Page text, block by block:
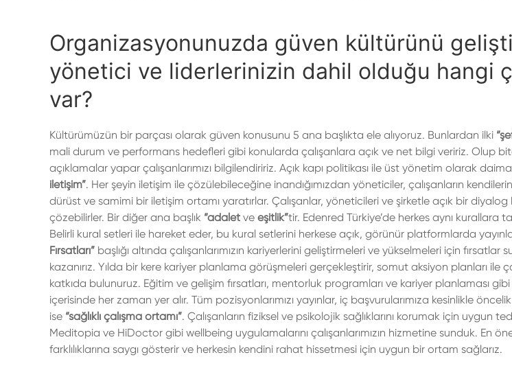
Organizasyonunuzda güven kültürünü
yönetici ve liderlerinizin dahil olduğu hangi
var?
Kültürümüzün bir parçası olarak güven konusunu 5 ana başlıkta ele alıyoruz. Bunlardan ilki
mali durum ve performans hedefleri gibi konularda çalışanlara açık ve net bilgi veririz. Olup
açıklamalar yapar çalışanlarımızı bilgilendiririz. Açık kapı politikası ile üst yönetim olarak daima
iletişim”. Her şeyin iletişim ile çözülebileceğine inandığımızdan yöneticiler, çalışanların
dürüst ve samimi bir iletişim ortamı yaratırlar. Çalışanlar, yöneticileri ve şirketle açık bir
çözebilirler. Bir diğer ana başlık “adalet ve eşitlik”tir. Edenred Türkiye’de herkes aynı kurallara
Belirli kural setleri ile hareket eder, bu kural setlerini herkese açık, görünür platformlarda
Fırsatları” başlığı altında çalışanlarımızın kariyerlerini geliştirmeleri ve yükselmeleri için fırsatlar
kazanırız. Yılda bir kere kariyer planlama görüşmeleri gerçekleştirir, somut aksiyon planları ile
katkıda bulunuruz. Eğitim ve gelişim fırsatları, mentorluk programları ve kariyer planlaması gibi
içerisinde her zaman yer alır. Tüm pozisyonlarımızı yayınlar, iç başvurularımıza kesinlikle öncelik
ise “sağlıklı çalışma ortamı”. Çalışanların fiziksel ve psikolojik sağlıklarını korumak için uygun
Meditopia ve HiDoctor gibi wellbeing uygulamalarını çalışanlarımızın hizmetine sunduk. En
farklılıklarına saygı gösterir ve herkesin kendini rahat hissetmesi için uygun bir ortam sağlarız.